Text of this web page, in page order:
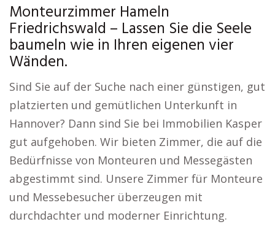
Monteurzimmer Hameln
Friedrichswald – Lassen Sie die Seele
baumeln wie in Ihren eigenen vier
Wänden.
Sind Sie auf der Suche nach einer günstigen, gut
platzierten und gemütlichen Unterkunft in
Hannover? Dann sind Sie bei Immobilien Kasper
gut aufgehoben. Wir bieten Zimmer, die auf die
Bedürfnisse von Monteuren und Messegästen
abgestimmt sind. Unsere Zimmer für Monteure
und Messebesucher überzeugen mit
durchdachter und moderner Einrichtung.